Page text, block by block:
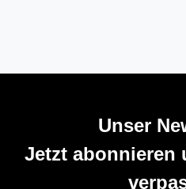
Unser
Jetzt abonnieren